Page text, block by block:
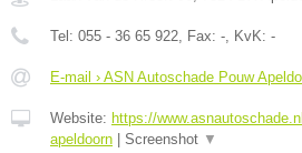
Tel: 055 - 36 65 922 , Fax: - , KvK: -
E-mail › ASN Autoschade Pouw
Website: https://
apeldoorn | Screenshot ▼